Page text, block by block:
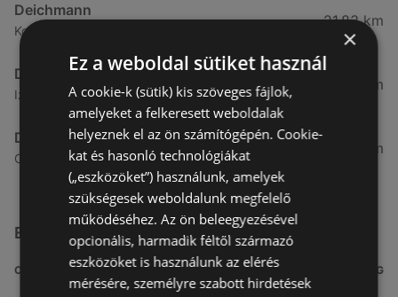
Deichmann
Korona u. 2. 6000 Kecskemét, 9437 Kecskemét
21,83 km
Deichmann
Izsáki út 12/b 6000 Kecskemét, 9431 Kecskemét
27,96 km
Deichmann
Csipkegyári utca 11 9025 győr, 9342 Győr
47,14 km
Egyéb Más üzletek a közelben
CÍM TÁVOLSÁG
×
Ez a weboldal sütiket használ
A cookie-k (sütik) kis szöveges fájlok,
amelyeket a felkeresett weboldalak
helyeznek el az ön számítógépén. Cookie-
kat és hasonló technológiákat
(„eszközöket”) használunk, amelyek
szükségesek weboldalunk megfelelő
működéséhez. Az ön beleegyezésével
opcionális, harmadik féltől származó
eszközöket is használunk az elérés
mérésére, személyre szabott hirdetések